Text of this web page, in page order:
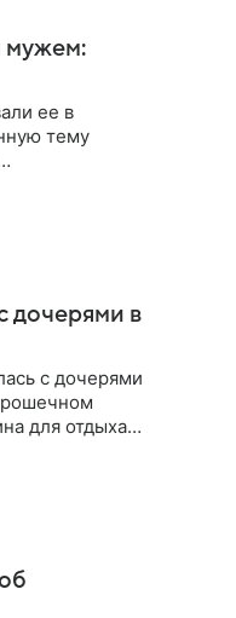
мужем:
ее в
тему
дочерями в
с дочерями
для отдыха